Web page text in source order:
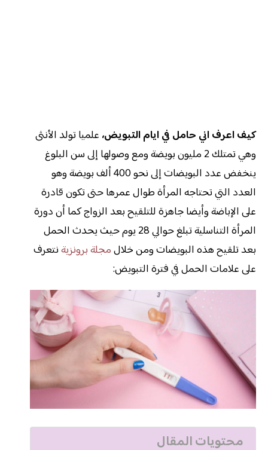
كيف اعرف اني حامل في ايام التبويض، علميا تولد الأنثى
وهي تمتلك 2 مليون بويضة ومع وصولها إلى سن البلوغ
ينخفض عدد البويضات إلى نحو 400 ألف بويضة وهو
العدد التي تحتاجه المرأة طوال عمرها حتى تكون قادرة
على الإباضة وأيضا جاهزة للتلقيح بعد الزواج كما أن دورة
المرأة التناسلية تبلغ حوالي 28 يوم حيث يحدث الحمل
بعد تلقيح هذه البويضات ومن خلالمجلة برونزيةنتعرف
على علامات الحمل في فترة التبويض:
محتويات المقال